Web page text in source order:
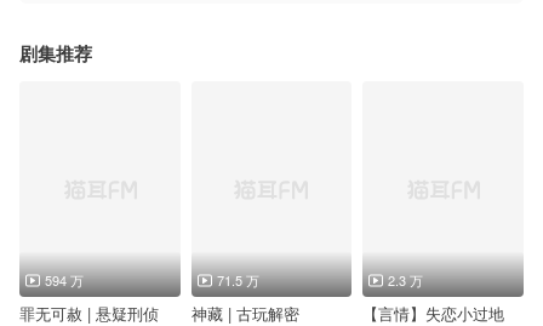
剧集推荐
594 万
罪无可赦 | 悬疑刑侦
71.5 万
神藏 | 古玩解密
2.3 万
【言情】失恋小过地